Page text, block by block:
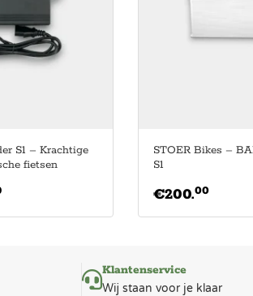
S1 – Krachtige
fietsen
STOER Bikes –
S1
€200.00
Klantenservice
Wij staan voor je klaar